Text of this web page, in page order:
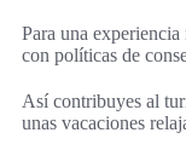
Para una
con políticas de
Así contribuyes al
unas vacaciones